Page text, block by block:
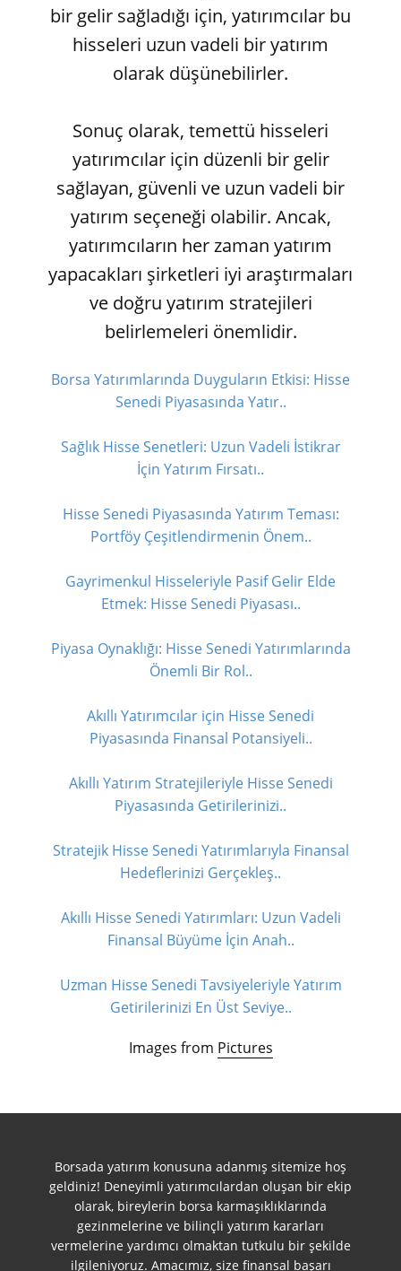
bir gelir sağladığı için, yatırımcılar bu
hisseleri uzun vadeli bir yatırım
olarak düşünebilirler.
Sonuç olarak, temettü hisseleri
yatırımcılar için düzenli bir gelir
sağlayan, güvenli ve uzun vadeli bir
yatırım seçeneği olabilir. Ancak,
yatırımcıların her zaman yatırım
yapacakları şirketleri iyi araştırmaları
ve doğru yatırım stratejileri
belirlemeleri önemlidir.
Borsa Yatırımlarında Duyguların Etkisi: Hisse
Senedi Piyasasında Yatır..
Sağlık Hisse Senetleri: Uzun Vadeli İstikrar
İçin Yatırım Fırsatı..
Hisse Senedi Piyasasında Yatırım Teması:
Portföy Çeşitlendirmenin Önem..
Gayrimenkul Hisseleriyle Pasif Gelir Elde
Etmek: Hisse Senedi Piyasası..
Piyasa Oynaklığı: Hisse Senedi Yatırımlarında
Önemli Bir Rol..
Akıllı Yatırımcılar için Hisse Senedi
Piyasasında Finansal Potansiyeli..
Akıllı Yatırım Stratejileriyle Hisse Senedi
Piyasasında Getirilerinizi..
Stratejik Hisse Senedi Yatırımlarıyla Finansal
Hedeflerinizi Gerçekleş..
Akıllı Hisse Senedi Yatırımları: Uzun Vadeli
Finansal Büyüme İçin Anah..
Uzman Hisse Senedi Tavsiyeleriyle Yatırım
Getirilerinizi En Üst Seviye..
Images from Pictures
Borsada yatırım konusuna adanmış sitemize hoş
geldiniz! Deneyimli yatırımcılardan oluşan bir ekip
olarak, bireylerin borsa karmaşıklıklarında
gezinmelerine ve bilinçli yatırım kararları
vermelerine yardımcı olmaktan tutkulu bir şekilde
ilgileniyoruz. Amacımız, size finansal başarı